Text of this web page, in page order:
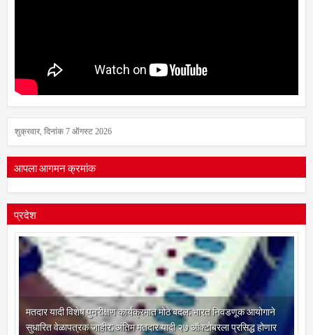
शुक्रवार, दिनांक 7 ऑगस्ट 2026
आपला आगमन क्रमांक
प्रदेश
मतदार यादी विशेष पुनरीक्षण कार्यक्रमात मोठे बदल; भारत निवडणूक आयोगाने
सुधारित वेळापत्रक जाहीर; अंतिम मतदार यादी २७ ऑक्टोबरला प्रसिद्ध होणार